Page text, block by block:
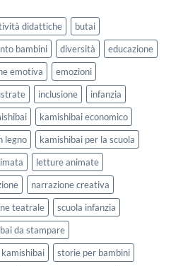
didattiche
butai
bambini diversità
educazione
emotiva
emozioni
inclusione
infanzia
kamishibai economico
legno
kamishibai per la scuola
letture animate
narrazione creativa
teatrale
scuola infanzia
da stampare
storie per bambini